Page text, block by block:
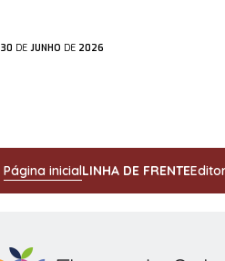
30 DE JUNHO DE 2026
Página inicialLINHA DE FRENTE